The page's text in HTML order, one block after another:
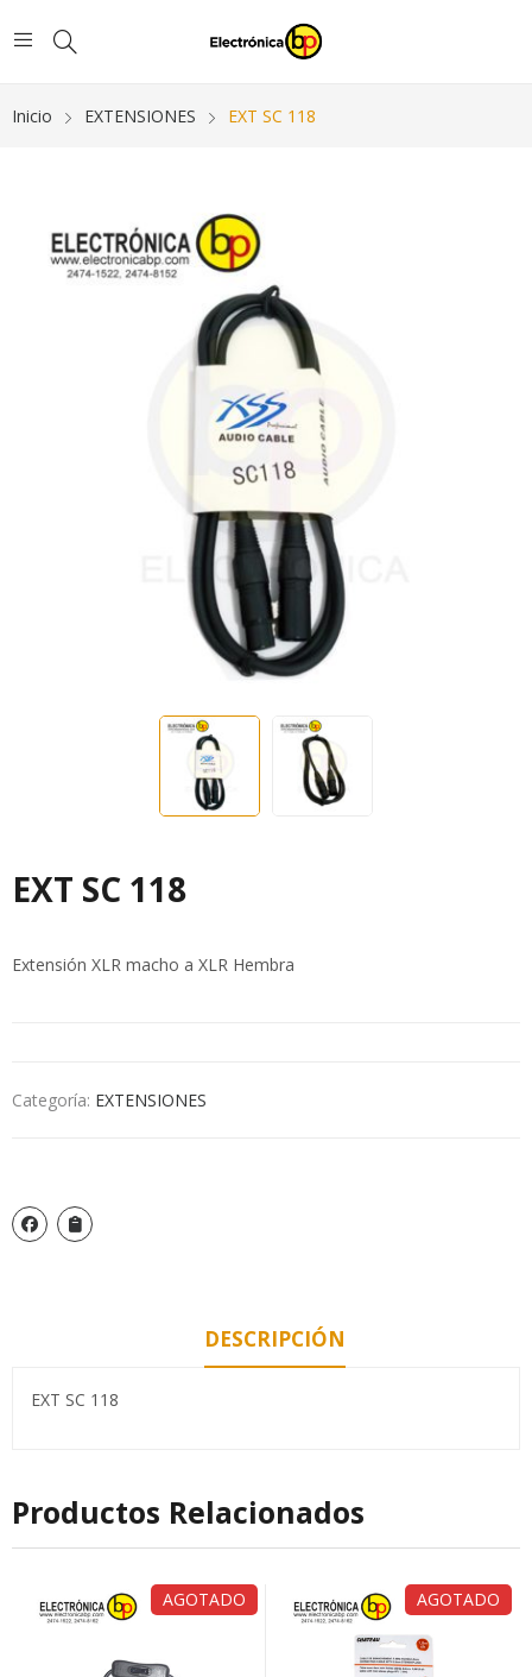
Inicio EXTENSIONES EXT SC 118
EXT SC 118
Extensión XLR macho a XLR Hembra
Categoría: EXTENSIONES
DESCRIPCIÓN
EXT SC 118
Productos Relacionados
AGOTADO AGOTADO